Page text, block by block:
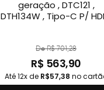
geração , DTC121 ,
DTH134W , Tipo-C P/
De R$ 701,28
R$ 563,90
Até 12x de R$57,38 no